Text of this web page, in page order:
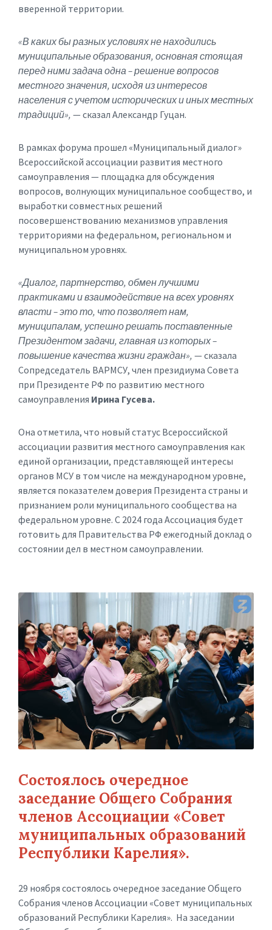
вверенной территории.
«В каких бы разных условиях не находились
муниципальные образования, основная стоящая
перед ними задача одна – решение вопросов
местного значения, исходя из интересов
населения с учетом исторических и иных местных
традиций», — сказал Александр Гуцан.
В рамках форума прошел «Муниципальный диалог»
Всероссийской ассоциации развития местного
самоуправления — площадка для обсуждения
вопросов, волнующих муниципальное сообщество, и
выработки совместных решений
посовершенствованию механизмов управления
территориями на федеральном, региональном и
муниципальном уровнях.
«Диалог, партнерство, обмен лучшими
практиками и взаимодействие на всех уровнях
власти – это то, что позволяет нам,
муниципалам, успешно решать поставленные
Президентом задачи, главная из которых –
повышение качества жизни граждан», — сказала
Сопредседатель ВАРМСУ, член президиума Совета
при Президенте РФ по развитию местного
самоуправления Ирина Гусева.
Она отметила, что новый статус Всероссийской
ассоциации развития местного самоуправления как
единой организации, представляющей интересы
органов МСУ в том числе на международном уровне,
является показателем доверия Президента страны и
признанием роли муниципального сообщества на
федеральном уровне. С 2024 года Ассоциация будет
готовить для Правительства РФ ежегодный доклад о
состоянии дел в местном самоуправлении.
Состоялось очередное
заседание Общего Собрания
членов Ассоциации «Совет
муниципальных образований
Республики Карелия».
29 ноября состоялось очередное заседание Общего
Собрания членов Ассоциации «Совет муниципальных
образований Республики Карелия». На заседании